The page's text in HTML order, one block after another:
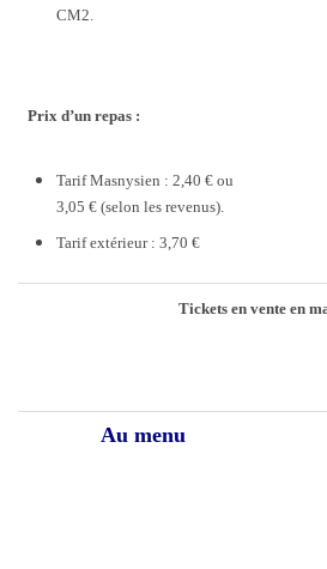
CM2.
Prix d’un repas :
Tarif Masnysien : 2,40 € ou
3,05 € (selon les revenus).
Tarif extérieur : 3,70 €
Tickets en vente en
Au menu